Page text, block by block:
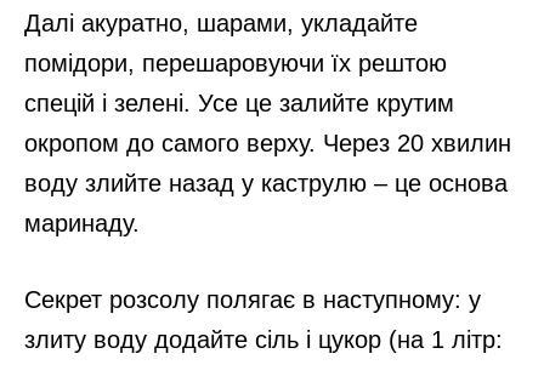
Далі акуратно, шарами, укладайте
помідори, перешаровуючи їх рештою
спецій і зелені. Усе це залийте крутим
окропом до самого верху. Через 20 хвилин
воду злийте назад у каструлю – це основа
маринаду.
Секрет розсолу полягає в наступному: у
злиту воду додайте сіль і цукор (на 1 літр: